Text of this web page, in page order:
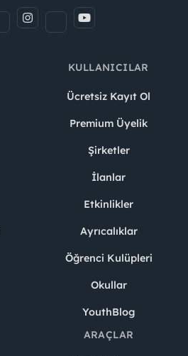
KULLANICILAR
Ücretsiz Kayıt Ol
Premium Üyelik
Şirketler
İlanlar
Etkinlikler
Ayrıcalıklar
Öğrenci Kulüpleri
Okullar
YouthBlog
ARAÇLAR